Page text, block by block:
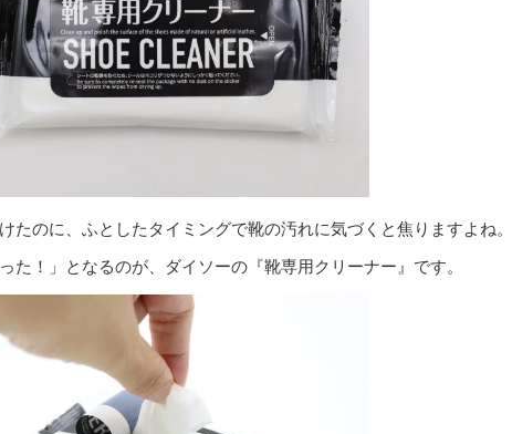
たのに、ふとしたタイミングで靴の汚れに気づくと焦りますよね。
た！」となるのが、ダイソーの『靴専用クリーナー』です。